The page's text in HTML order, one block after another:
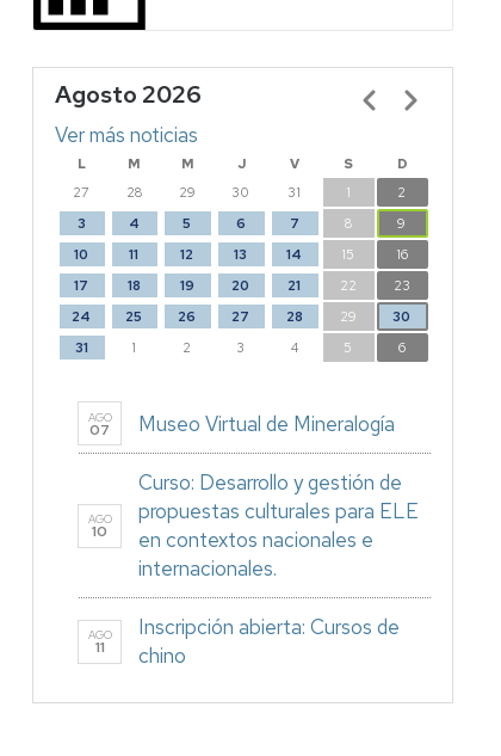
Agosto 2026
L M M J V S
D
27
28 29 30 31 1
2
3
4 5 6 7 8
9
10
11 12 13 14 15
16
17
18 19 20 21 22
23
24
25 26 27 28 29
30
31
1 2 3 4 5 6
Paginación
Ver más noticias
AGO
07 Museo Virtual de Mineralogía
AGO
10
Curso: Desarrollo y gestión de
propuestas culturales para ELE
en contextos nacionales e
internacionales.
AGO
11
Inscripción abierta: Cursos de
chino